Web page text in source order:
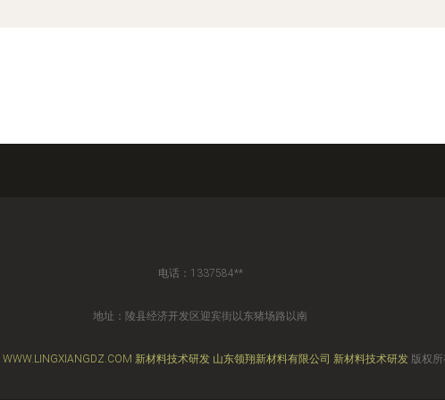
电话：1337584**
地址：陵县经济开发区迎宾街以东猪场路以南
WWW.LINGXIANGDZ.COM 新材料技术研发 山东领翔新材料有限公司 新材料技术研发版权所